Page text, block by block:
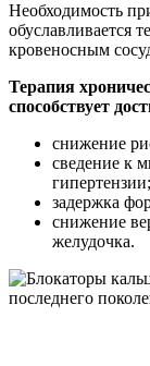
Необходимость
обуславливается
кровеносным
Терапия
способствует
снижение
сведение к
гипертензии;
задержка
снижение
желудочка.